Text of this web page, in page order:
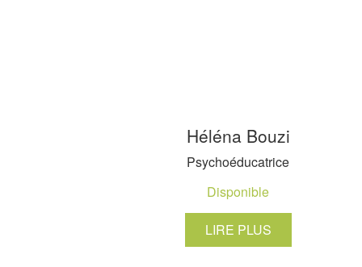
Héléna Bouzi
Psychoéducatrice
Disponible
LIRE PLUS